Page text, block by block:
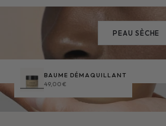
PEAU SÈCHE
BAUME DÉMAQUILLANT
49,00 €